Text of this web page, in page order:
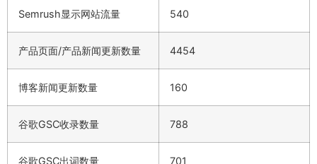
Semrush显示网站流量 540
产品页面/产品新闻更新数量 4454
博客新闻更新数量 160
谷歌GSC收录数量 788
谷歌GSC出词数量 701